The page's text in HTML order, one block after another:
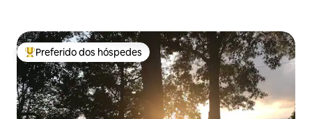
Entre os melhores preferidos dos hóspedes
Preferido dos hóspedes